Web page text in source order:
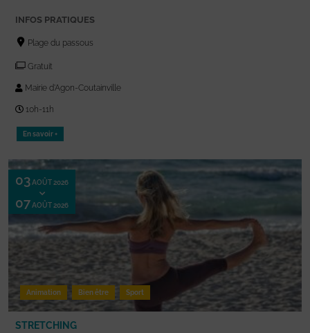
INFOS PRATIQUES
Plage du passous
Gratuit
Mairie d'Agon-Coutainville
10h-11h
En savoir +
03 AOÛT 2026
07 AOÛT 2026
Animation Bien être Sport
STRETCHING